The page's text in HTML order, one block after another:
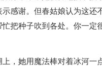
感谢。但春姑娘认为这还
把种子吹到各处。你一定
，她用魔法棒对着冰河一